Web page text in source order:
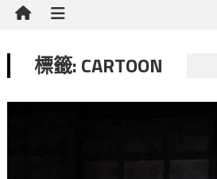
標籤: CARTOON